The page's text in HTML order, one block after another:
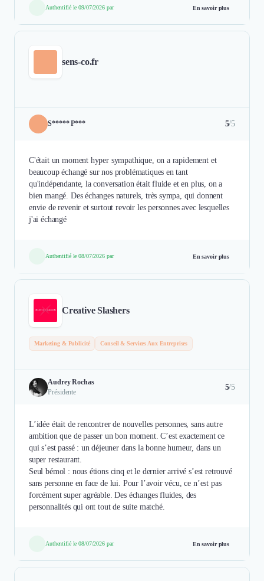
Authentifié le 09/07/2026 par En savoir plus
sens-co.fr
S***** P*** 5/5
C'était un moment hyper sympathique, on a rapidement et
beaucoup échangé sur nos problématiques en tant
qu'indépendante, la conversation était fluide et en plus, on a
bien mangé. Des échanges naturels, très sympa, qui donnent
envie de revenir et surtout revoir les personnes avec lesquelles
j'ai échangé
Authentifié le 08/07/2026 par En savoir plus
Creative Slashers
Marketing & Publicité Conseil & Services Aux Entreprises
Audrey Rochas
Présidente
5/5
L’idée était de rencontrer de nouvelles personnes, sans autre
ambition que de passer un bon moment. C’est exactement ce
qui s’est passé : un déjeuner dans la bonne humeur, dans un
super restaurant.
Seul bémol : nous étions cinq et le dernier arrivé s’est retrouvé
sans personne en face de lui. Pour l’avoir vécu, ce n’est pas
forcément super agréable. Des échanges fluides, des
personnalités qui ont tout de suite matché.
Authentifié le 08/07/2026 par En savoir plus